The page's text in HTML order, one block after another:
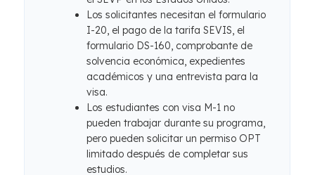
Los solicitantes necesitan el formulario
I-20, el pago de la tarifa SEVIS, el
formulario DS-160, comprobante de
solvencia económica, expedientes
académicos y una entrevista para la
visa.
Los estudiantes con visa M-1 no
pueden trabajar durante su programa,
pero pueden solicitar un permiso OPT
limitado después de completar sus
estudios.